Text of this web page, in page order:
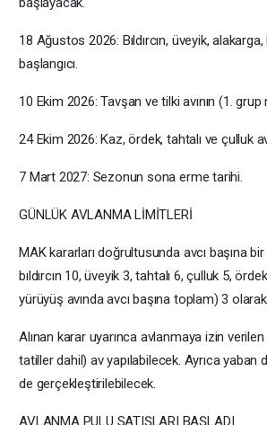
18 Ağustos 2026: Bıldırcın, üveyik,
başlangıcı.
10 Ekim 2026: Tavşan ve tilki avının (1. grup
24 Ekim 2026: Kaz, ördek, tahtalı ve çulluk
7 Mart 2027: Sezonun sona erme tarihi.
GÜNLÜK AVLANMA LİMİTLERİ
MAK kararları doğrultusunda avcı başına
bıldırcın 10, üveyik 3, tahtalı 6, çulluk 5,
yürüyüş avında avcı başına toplam) 3
Alınan karar uyarınca avlanmaya izin
tatiller dahil) av yapılabilecek. Ayrıca yaban
de gerçekleştirilebilecek.
AVLANMA PULU SATIŞLARI BAŞLADI